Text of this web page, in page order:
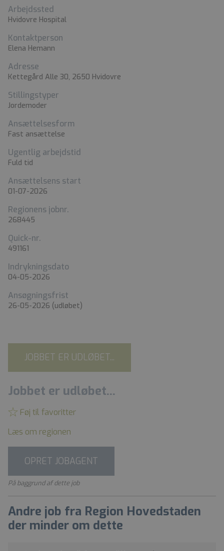
Arbejdssted
Hvidovre Hospital
Kontaktperson
Elena Hemann
Adresse
Kettegård Alle 30, 2650 Hvidovre
Stillingstyper
Jordemoder
Ansættelsesform
Fast ansættelse
Ugentlig arbejdstid
Fuld tid
Ansættelsens start
01-07-2026
Regionens jobnr.
268445
Quick-nr.
491161
Indrykningsdato
04-05-2026
Ansøgningsfrist
26-05-2026 (udløbet)
JOBBET ER UDLØBET...
Jobbet er udløbet...
Føj til favoritter
Læs om regionen
OPRET JOBAGENT
På baggrund af dette job
Andre job fra Region Hovedstaden
der minder om dette